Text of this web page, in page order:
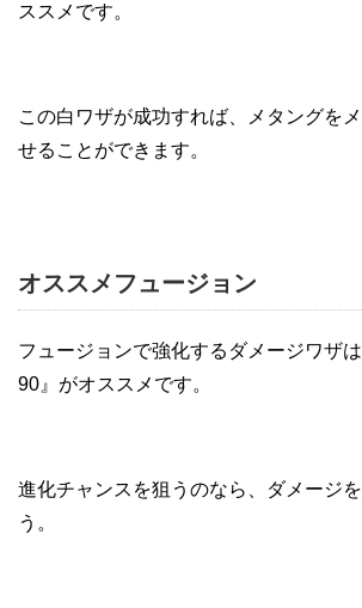
ススメです。
この白ワザが成功すれば、メタングを
せることができます。
オススメフュージョン
フュージョンで強化するダメージワザ
90』がオススメです。
進化チャンスを狙うのなら、ダメージ
う。